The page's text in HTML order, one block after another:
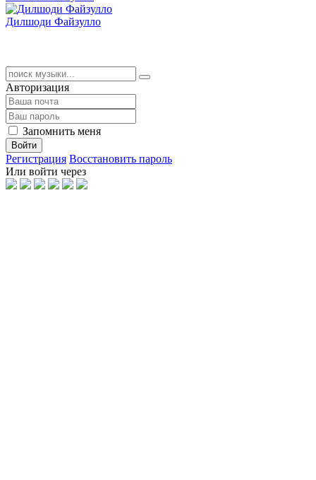
Дилшоди Файзулло
Авторизация
Запомнить меня
Войти
Регистрация Восстановить пароль
Или войти через